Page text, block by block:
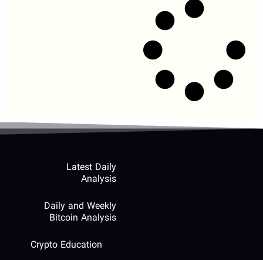
Latest Daily
Analysis
Daily and Weekly
Bitcoin Analysis
Crypto Education